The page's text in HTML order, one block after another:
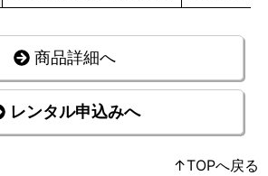
商品詳細へ
レンタル申込みへ
↑TOPへ戻る